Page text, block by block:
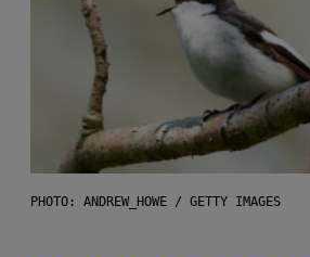
PHOTO: ANDREW_HOWE / GETTY IMAGES